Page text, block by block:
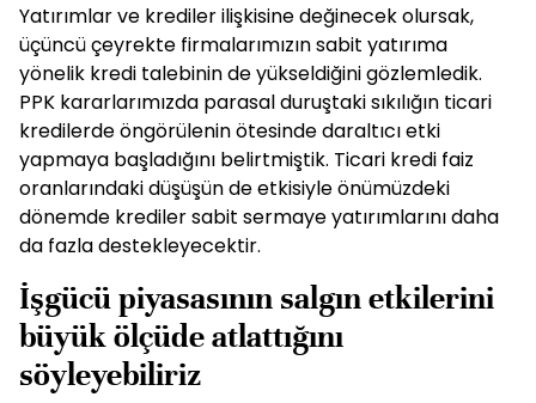
Yatırımlar ve krediler ilişkisine değinecek olursak,
üçüncü çeyrekte firmalarımızın sabit yatırıma
yönelik kredi talebinin de yükseldiğini gözlemledik.
PPK kararlarımızda parasal duruştaki sıkılığın ticari
kredilerde öngörülenin ötesinde daraltıcı etki
yapmaya başladığını belirtmiştik. Ticari kredi faiz
oranlarındaki düşüşün de etkisiyle önümüzdeki
dönemde krediler sabit sermaye yatırımlarını daha
da fazla destekleyecektir.
İşgücü piyasasının salgın etkilerini
büyük ölçüde atlattığını
söyleyebiliriz